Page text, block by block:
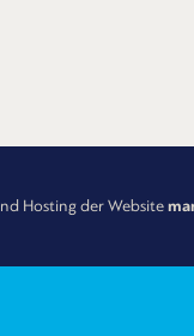
Hosting der Website